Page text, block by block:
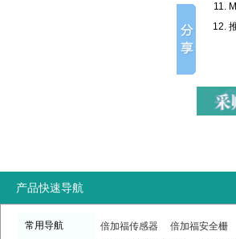
产品快速导航
常用导航 倍加福传感器 倍加福安全栅